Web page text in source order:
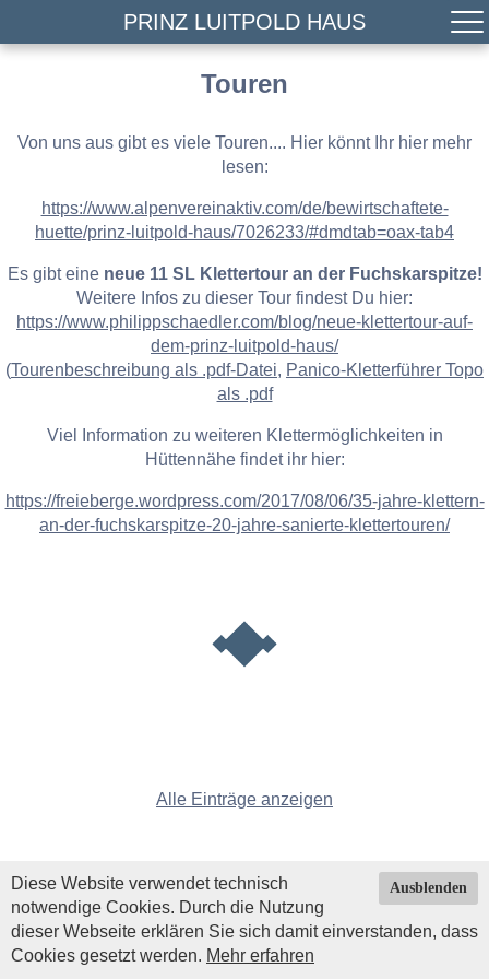
PRINZ LUITPOLD HAUS
Touren
Von uns aus gibt es viele Touren.... Hier könnt Ihr hier mehr
lesen:
https://www.alpenvereinaktiv.com/de/bewirtschaftete-
huette/prinz-luitpold-haus/7026233/#dmdtab=oax-tab4
Es gibt eine neue 11 SL Klettertour an der Fuchskarspitze!
Weitere Infos zu dieser Tour findest Du hier:
https://www.philippschaedler.com/blog/neue-klettertour-auf-
dem-prinz-luitpold-haus/
(Tourenbeschreibung als .pdf-Datei, Panico-Kletterführer Topo
als .pdf
Viel Information zu weiteren Klettermöglichkeiten in
Hüttennähe findet ihr hier:
https://freieberge.wordpress.com/2017/08/06/35-jahre-klettern-
an-der-fuchskarspitze-20-jahre-sanierte-klettertouren/
Alle Einträge anzeigen
Ausblenden
Diese Website verwendet technisch
notwendige Cookies. Durch die Nutzung
dieser Webseite erklären Sie sich damit einverstanden, dass
Cookies gesetzt werden. Mehr erfahren